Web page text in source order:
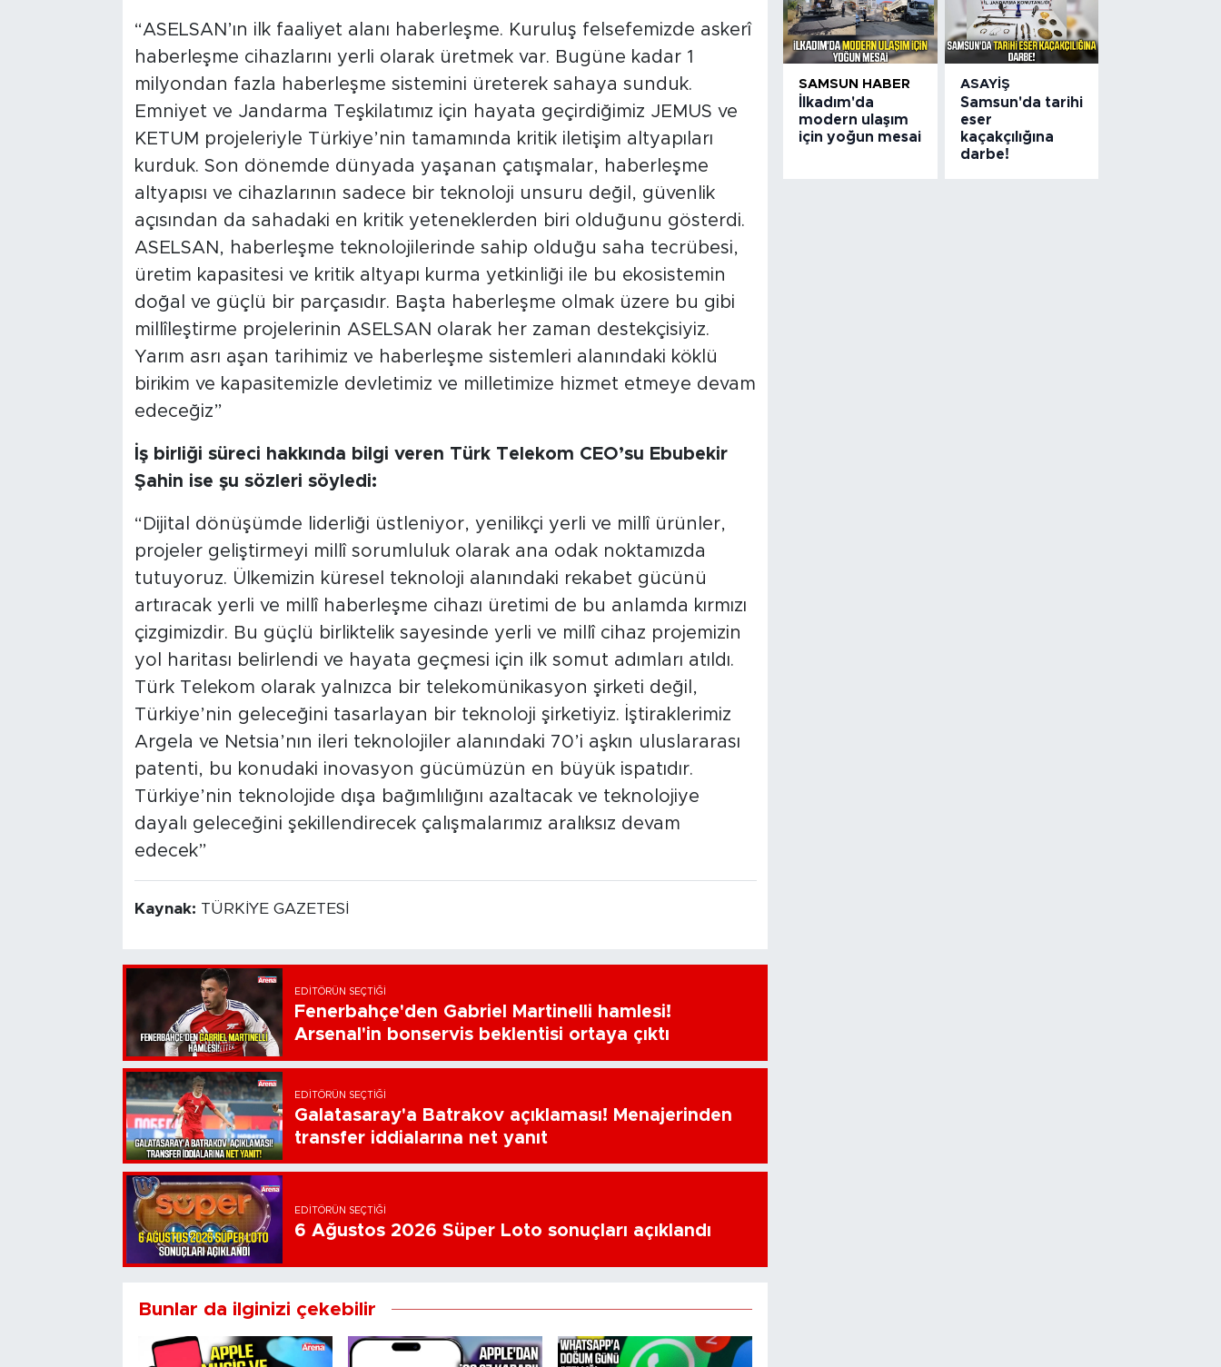
“ASELSAN’ın ilk faaliyet alanı haberleşme. Kuruluş felsefemizde askerî
haberleşme cihazlarını yerli olarak üretmek var. Bugüne kadar 1
milyondan fazla haberleşme sistemini üreterek sahaya sunduk.
Emniyet ve Jandarma Teşkilatımız için hayata geçirdiğimiz JEMUS ve
KETUM projeleriyle Türkiye’nin tamamında kritik iletişim altyapıları
kurduk. Son dönemde dünyada yaşanan çatışmalar, haberleşme
altyapısı ve cihazlarının sadece bir teknoloji unsuru değil, güvenlik
açısından da sahadaki en kritik yeteneklerden biri olduğunu gösterdi.
ASELSAN, haberleşme teknolojilerinde sahip olduğu saha tecrübesi,
üretim kapasitesi ve kritik altyapı kurma yetkinliği ile bu ekosistemin
doğal ve güçlü bir parçasıdır. Başta haberleşme olmak üzere bu gibi
millîleştirme projelerinin ASELSAN olarak her zaman destekçisiyiz.
Yarım asrı aşan tarihimiz ve haberleşme sistemleri alanındaki köklü
birikim ve kapasitemizle devletimiz ve milletimize hizmet etmeye devam
edeceğiz”
İş birliği süreci hakkında bilgi veren Türk Telekom CEO’su Ebubekir
Şahin ise şu sözleri söyledi:
“Dijital dönüşümde liderliği üstleniyor, yenilikçi yerli ve millî ürünler,
projeler geliştirmeyi millî sorumluluk olarak ana odak noktamızda
tutuyoruz. Ülkemizin küresel teknoloji alanındaki rekabet gücünü
artıracak yerli ve millî haberleşme cihazı üretimi de bu anlamda kırmızı
çizgimizdir. Bu güçlü birliktelik sayesinde yerli ve millî cihaz projemizin
yol haritası belirlendi ve hayata geçmesi için ilk somut adımları atıldı.
Türk Telekom olarak yalnızca bir telekomünikasyon şirketi değil,
Türkiye’nin geleceğini tasarlayan bir teknoloji şirketiyiz. İştiraklerimiz
Argela ve Netsia’nın ileri teknolojiler alanındaki 70’i aşkın uluslararası
patenti, bu konudaki inovasyon gücümüzün en büyük ispatıdır.
Türkiye’nin teknolojide dışa bağımlılığını azaltacak ve teknolojiye
dayalı geleceğini şekillendirecek çalışmalarımız aralıksız devam
edecek”
Kaynak: TÜRKİYE GAZETESİ
EDITÖRÜN SEÇTIĞI
Fenerbahçe'den Gabriel Martinelli hamlesi!
Arsenal'in bonservis beklentisi ortaya çıktı
EDITÖRÜN SEÇTIĞI
Galatasaray'a Batrakov açıklaması! Menajerinden
transfer iddialarına net yanıt
EDITÖRÜN SEÇTIĞI
6 Ağustos 2026 Süper Loto sonuçları açıklandı
Bunlar da ilginizi çekebilir
SAMSUN HABER
İlkadım'da
modern ulaşım
için yoğun mesai
ASAYIŞ
Samsun'da tarihi
eser
kaçakçılığına
darbe!